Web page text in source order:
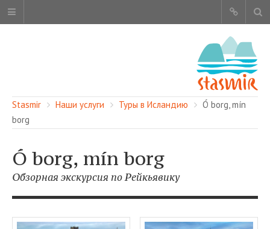
ОБ ЭТОМ САЙТЕ
АВТОРЫ
КАРТА САЙТА
ЧИТАЙТЕ
Stasmir Наши услуги Туры в Исландию
Ó borg, mín
borg
Ó borg, mín borg
Обзорная экскурсия по Рейкьявику